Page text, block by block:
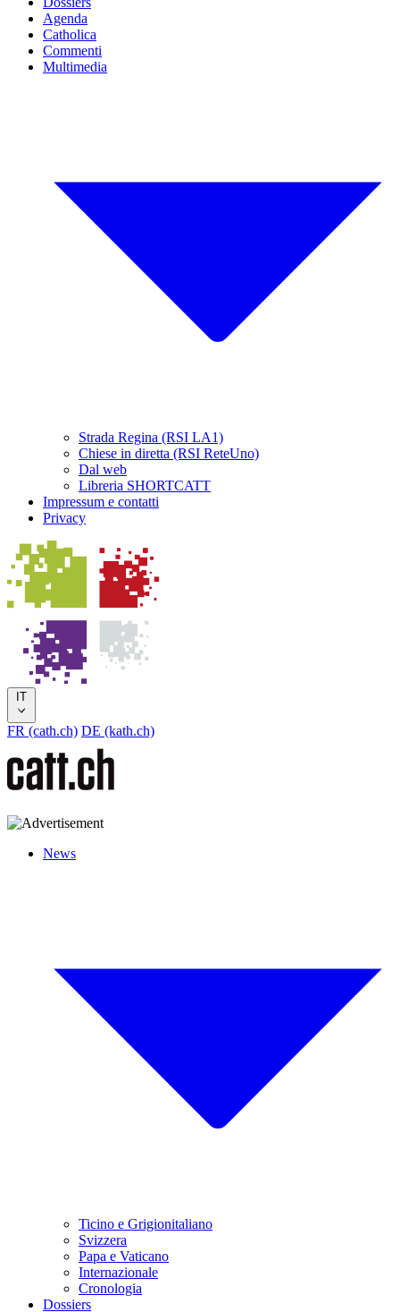
Agenda
Catholica
Commenti
Multimedia
Strada Regina (RSI LA1)
Chiese in diretta (RSI ReteUno)
Dal web
Libreria SHORTCATT
Impressum e contatti
Privacy
IT
FR (cath.ch) DE (kath.ch)
News
Ticino e Grigionitaliano
Svizzera
Papa e Vaticano
Internazionale
Cronologia
Dossiers